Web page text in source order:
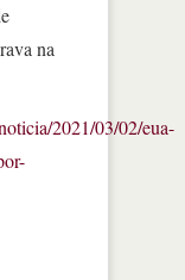
na
2021/03/02/eua-